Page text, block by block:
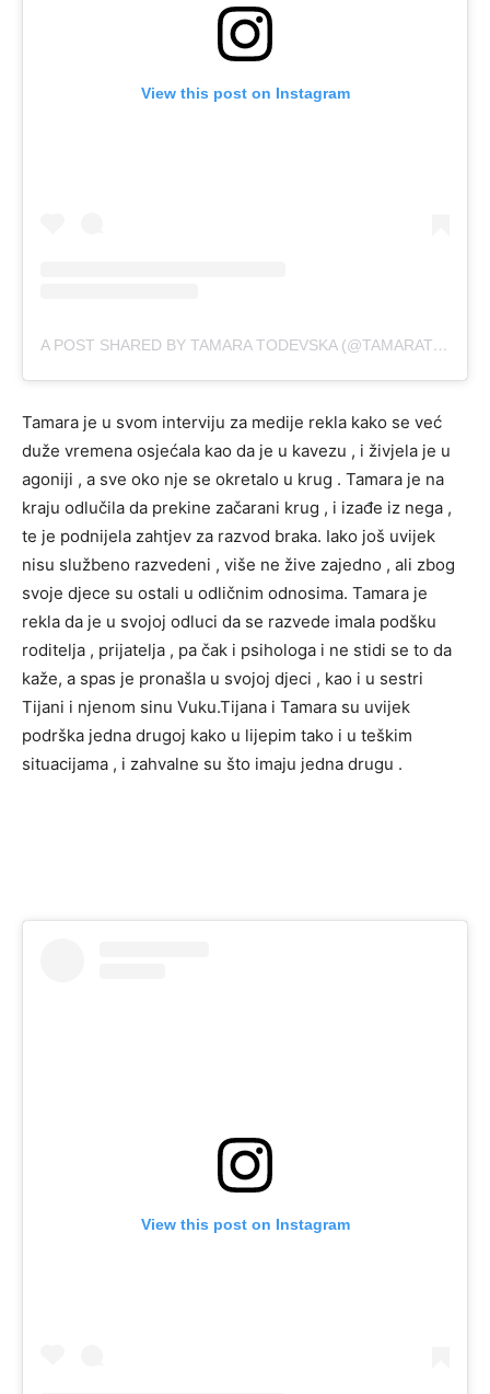
View this post on Instagram
A POST SHARED BY TAMARA TODEVSKA (@TAMARATODEVSKA)
Tamara je u svom interviju za medije rekla kako se već
duže vremena osjećala kao da je u kavezu , i živjela je u
agoniji , a sve oko nje se okretalo u krug . Tamara je na
kraju odlučila da prekine začarani krug , i izađe iz nega ,
te je podnijela zahtjev za razvod braka. Iako još uvijek
nisu službeno razvedeni , više ne žive zajedno , ali zbog
svoje djece su ostali u odličnim odnosima. Tamara je
rekla da je u svojoj odluci da se razvede imala podšku
roditelja , prijatelja , pa čak i psihologa i ne stidi se to da
kaže, a spas je pronašla u svojoj djeci , kao i u sestri
Tijani i njenom sinu Vuku.Tijana i Tamara su uvijek
podrška jedna drugoj kako u lijepim tako i u teškim
situacijama , i zahvalne su što imaju jedna drugu .
View this post on Instagram